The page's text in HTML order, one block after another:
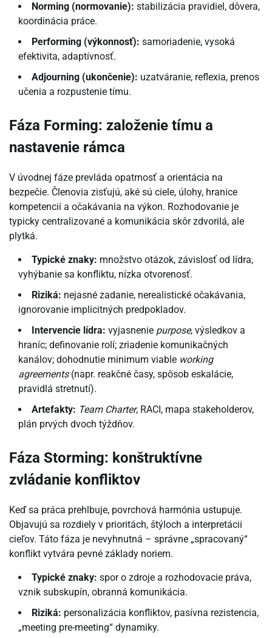
Norming (normovanie): stabilizácia pravidiel, dôvera,
koordinácia práce.
Performing (výkonnosť): samoriadenie, vysoká
efektivita, adaptívnosť.
Adjourning (ukončenie): uzatváranie, reflexia, prenos
učenia a rozpustenie tímu.
Fáza Forming: založenie tímu a
nastavenie rámca
V úvodnej fáze prevláda opatrnosť a orientácia na
bezpečie. Členovia zisťujú, aké sú ciele, úlohy, hranice
kompetencií a očakávania na výkon. Rozhodovanie je
typicky centralizované a komunikácia skôr zdvorilá, ale
plytká.
Typické znaky: množstvo otázok, závislosť od lídra,
vyhýbanie sa konfliktu, nízka otvorenosť.
Riziká: nejasné zadanie, nerealistické očakávania,
ignorovanie implicitných predpokladov.
Intervencie lídra: vyjasnenie purpose, výsledkov a
hraníc; definovanie rolí; zriadenie komunikačných
kanálov; dohodnutie minimum viable working
agreements(napr. reakčné časy, spôsob eskalácie,
pravidlá stretnutí).
Artefakty: Team Charter, RACI, mapa stakeholderov,
plán prvých dvoch týždňov.
Fáza Storming: konštruktívne
zvládanie konfliktov
Keď sa práca prehlbuje, povrchová harmónia ustupuje.
Objavujú sa rozdiely v prioritách, štýloch a interpretácii
cieľov. Táto fáza je nevyhnutná – správne „spracovaný“
konflikt vytvára pevné základy noriem.
Typické znaky: spor o zdroje a rozhodovacie práva,
vznik subskupín, obranná komunikácia.
Riziká: personalizácia konfliktov, pasívna rezistencia,
„meeting pre-meeting“ dynamiky.